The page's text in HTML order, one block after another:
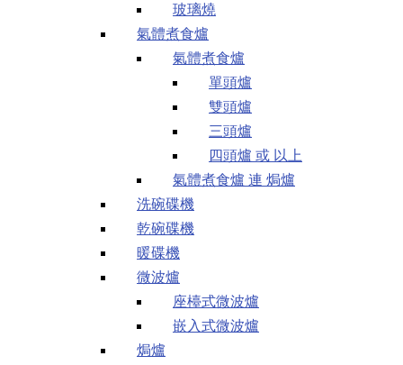
玻璃燒
氣體煮食爐
氣體煮食爐
單頭爐
雙頭爐
三頭爐
四頭爐 或 以上
氣體煮食爐 連 焗爐
洗碗碟機
乾碗碟機
暖碟機
微波爐
座檯式微波爐
嵌入式微波爐
焗爐